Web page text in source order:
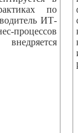
по
ИТ-
процессов